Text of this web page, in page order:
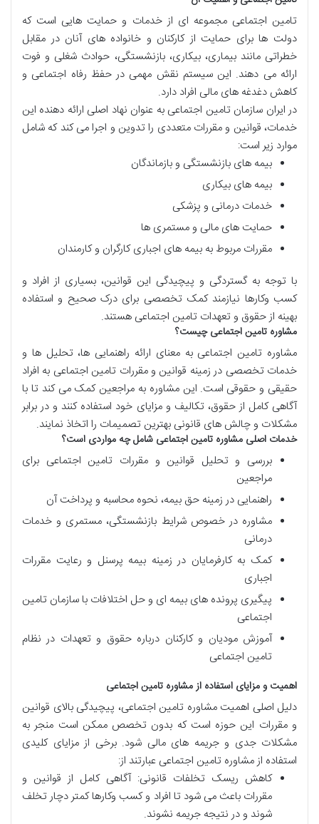
تامین اجتماعی مجموعه ای از خدمات و حمایت هایی است که
دولت ها برای حمایت از کارکنان و خانواده های آنان در مقابل
خطراتی مانند بیماری، بیکاری، بازنشستگی، حوادث شغلی و فوت
ارائه می دهند. این سیستم نقش مهمی در حفظ رفاه اجتماعی و
کاهش دغدغه های مالی افراد دارد.
در ایران سازمان تامین اجتماعی به عنوان نهاد اصلی ارائه دهنده این
خدمات، قوانین و مقررات متعددی را تدوین و اجرا می کند که شامل
موارد زیر است:
بیمه های بازنشستگی و بازماندگان
بیمه های بیکاری
خدمات درمانی و پزشکی
حمایت های مالی و مستمری ها
مقررات مربوط به بیمه های اجباری کارگران و کارمندان
با توجه به گستردگی و پیچیدگی این قوانین، بسیاری از افراد و
کسب وکارها نیازمند کمک تخصصی برای درک صحیح و استفاده
بهینه از حقوق و تعهدات تامین اجتماعی هستند.
مشاوره تامین اجتماعی چیست؟
مشاوره تامین اجتماعی به معنای ارائه راهنمایی ها، تحلیل ها و
خدمات تخصصی در زمینه قوانین و مقررات تامین اجتماعی به افراد
حقیقی و حقوقی است. این مشاوره به مراجعین کمک می کند تا با
آگاهی کامل از حقوق، تکالیف و مزایای خود استفاده کنند و در برابر
مشکلات و چالش های قانونی بهترین تصمیمات را اتخاذ نمایند.
خدمات اصلی مشاوره تامین اجتماعی شامل چه مواردی است؟
بررسی و تحلیل قوانین و مقررات تامین اجتماعی برای
مراجعین
راهنمایی در زمینه حق بیمه، نحوه محاسبه و پرداخت آن
مشاوره در خصوص شرایط بازنشستگی، مستمری و خدمات
درمانی
کمک به کارفرمایان در زمینه بیمه پرسنل و رعایت مقررات
اجباری
پیگیری پرونده های بیمه ای و حل اختلافات با سازمان تامین
اجتماعی
آموزش مودیان و کارکنان درباره حقوق و تعهدات در نظام
تامین اجتماعی
اهمیت و مزایای استفاده از مشاوره تامین اجتماعی
دلیل اصلی اهمیت مشاوره تامین اجتماعی، پیچیدگی بالای قوانین
و مقررات این حوزه است که بدون تخصص ممکن است منجر به
مشکلات جدی و جریمه های مالی شود. برخی از مزایای کلیدی
استفاده از مشاوره تامین اجتماعی عبارتند از:
کاهش ریسک تخلفات قانونی: آگاهی کامل از قوانین و
مقررات باعث می شود تا افراد و کسب وکارها کمتر دچار تخلف
شوند و در نتیجه جریمه نشوند.